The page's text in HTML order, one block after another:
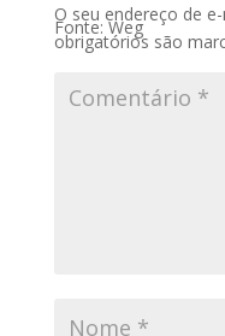
Fonte: Weg
O seu endereço de
obrigatórios são